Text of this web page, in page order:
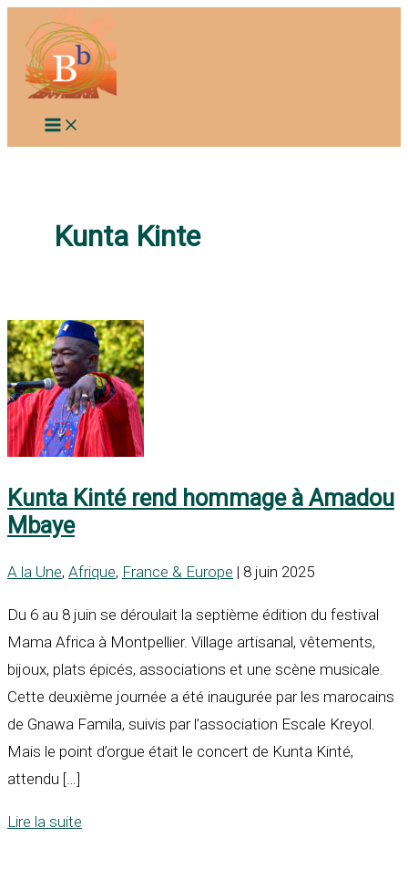
contenu
Kunta Kinte
Kunta Kinté rend hommage à Amadou
Mbaye
A la Une, Afrique, France & Europe | 8 juin 2025
Du 6 au 8 juin se déroulait la septième édition du festival
Mama Africa à Montpellier. Village artisanal, vêtements,
bijoux, plats épicés, associations et une scène musicale.
Cette deuxième journée a été inaugurée par les marocains
de Gnawa Famila, suivis par l’association Escale Kreyol.
Mais le point d’orgue était le concert de Kunta Kinté,
attendu […]
Lire la suite